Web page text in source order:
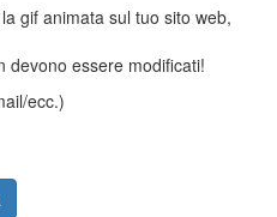
gif animata sul tuo sito web,
devono essere modificati!
ecc.)